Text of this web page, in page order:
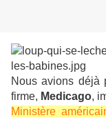
Nous avions déjà
firme, Medicago,
Ministère